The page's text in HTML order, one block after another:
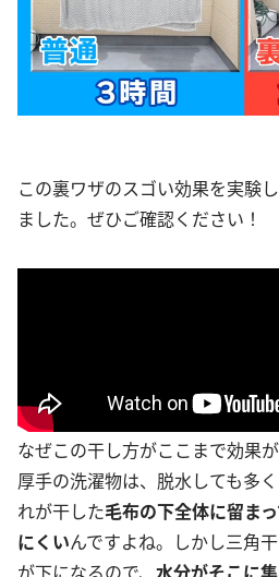
この裏ワザのスゴい効果を実験
ました。ぜひご確認ください！
なぜこの干し方がここまで効果
厚手の洗濯物は、脱水しても多
れが干した毛布の下全体に留ま
にくいんですよね。しかし三角